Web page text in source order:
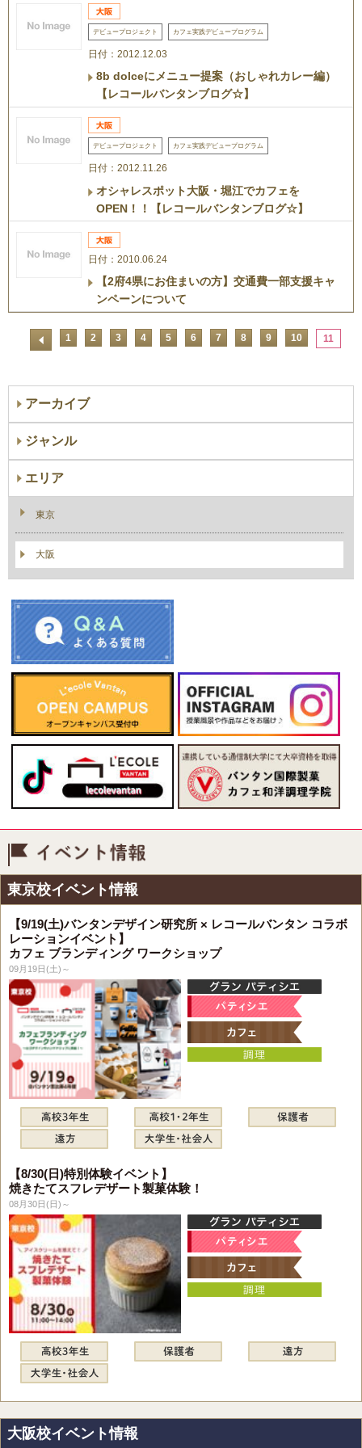
デビュープロジェクト カフェ実践デビュープログラム
日付：2012.12.03
8b dolceにメニュー提案（おしゃれカレー編）
【レコールバンタンブログ☆】
デビュープロジェクト カフェ実践デビュープログラム
日付：2012.11.26
オシャレスポット大阪・堀江でカフェを
OPEN！！【レコールバンタンブログ☆】
日付：2010.06.24
【2府4県にお住まいの方】交通費一部支援キャ
ンペーンについて
1 2 3 4 5 6 7 8 9 10 11
アーカイブ
ジャンル
エリア
東京
大阪
東京校イベント情報
【9/19(土)バンタンデザイン研究所 × レコールバンタン コラボ
レーションイベント】
カフェ ブランディング ワークショップ
09月19日(土)～
【8/30(日)特別体験イベント】
焼きたてスフレデザート製菓体験！
08月30日(日)～
大阪校イベント情報